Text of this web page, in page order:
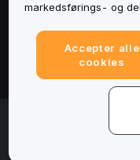
© 2025-2026
markedsførings- og
Accepter alle
cookies